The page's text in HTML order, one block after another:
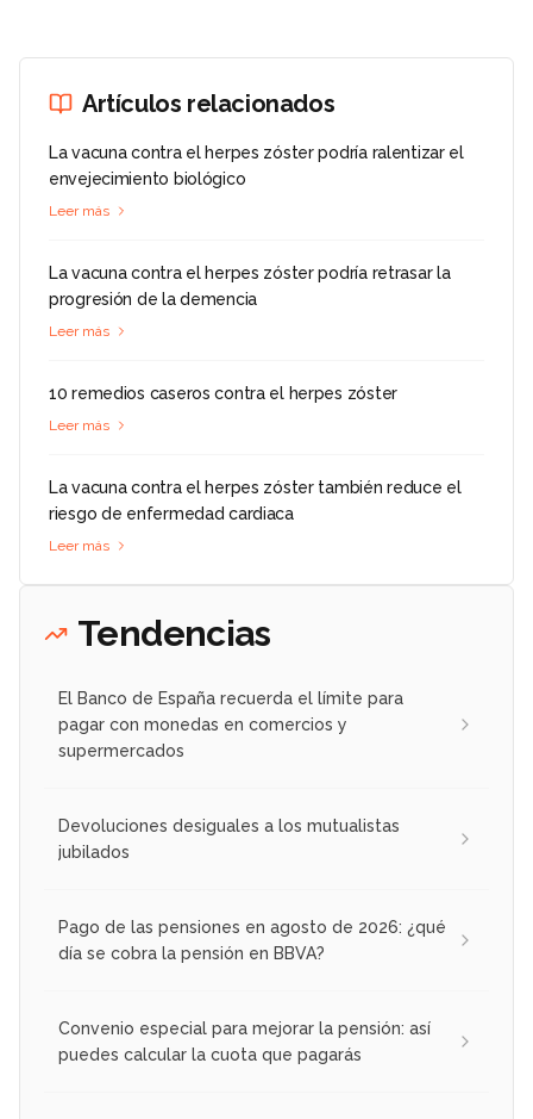
Artículos relacionados
La vacuna contra el herpes zóster podría ralentizar el
envejecimiento biológico
Leer más
La vacuna contra el herpes zóster podría retrasar la
progresión de la demencia
Leer más
10 remedios caseros contra el herpes zóster
Leer más
La vacuna contra el herpes zóster también reduce el
riesgo de enfermedad cardiaca
Leer más
Tendencias
El Banco de España recuerda el límite para
pagar con monedas en comercios y
supermercados
Devoluciones desiguales a los mutualistas
jubilados
Pago de las pensiones en agosto de 2026: ¿qué
día se cobra la pensión en BBVA?
Convenio especial para mejorar la pensión: así
puedes calcular la cuota que pagarás